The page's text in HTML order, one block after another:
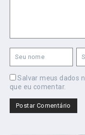
Salvar meus dados
que eu comentar.